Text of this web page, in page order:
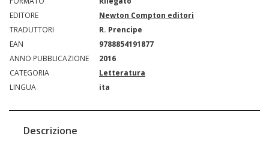
EDITORE
Newton Compton editori
TRADUTTORI
R. Prencipe
EAN
9788854191877
ANNO PUBBLICAZIONE
2016
CATEGORIA
Letteratura
LINGUA
ita
Descrizione